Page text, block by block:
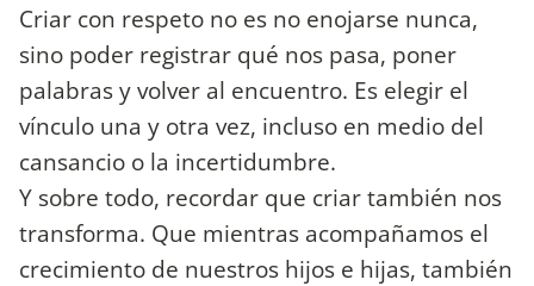
Criar con respeto no es no enojarse nunca,
sino poder registrar qué nos pasa, poner
palabras y volver al encuentro. Es elegir el
vínculo una y otra vez, incluso en medio del
cansancio o la incertidumbre.
Y sobre todo, recordar que criar también nos
transforma. Que mientras acompañamos el
crecimiento de nuestros hijos e hijas, también